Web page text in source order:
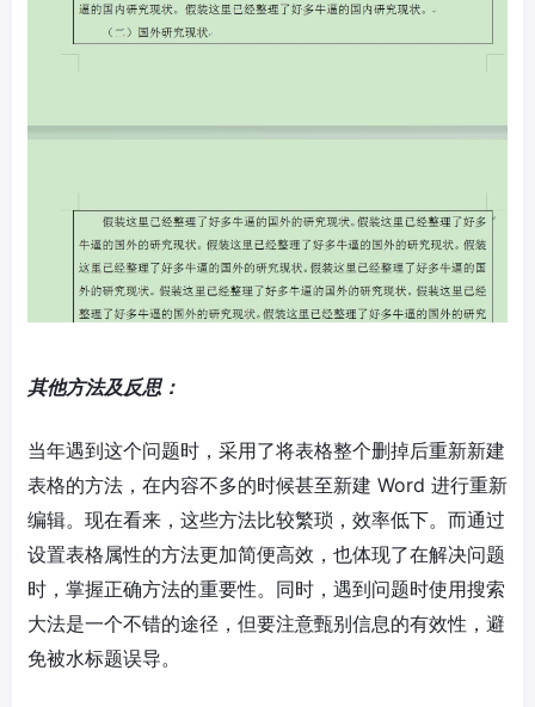
其他方法及反思：
当年遇到这个问题时，采用了将表格整个删掉后重新新建
表格的方法，在内容不多的时候甚至新建 Word 进行重新
编辑。现在看来，这些方法比较繁琐，效率低下。而通过
设置表格属性的方法更加简便高效，也体现了在解决问题
时，掌握正确方法的重要性。同时，遇到问题时使用搜索
大法是一个不错的途径，但要注意甄别信息的有效性，避
免被水标题误导。